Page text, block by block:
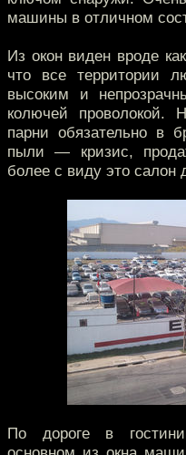
машины в отличном
Из окон виден вроде
что все территории
высоким и
колючей проволокой.
парни обязательно в
пыли — кризис,
более с виду это салон
По дороге в